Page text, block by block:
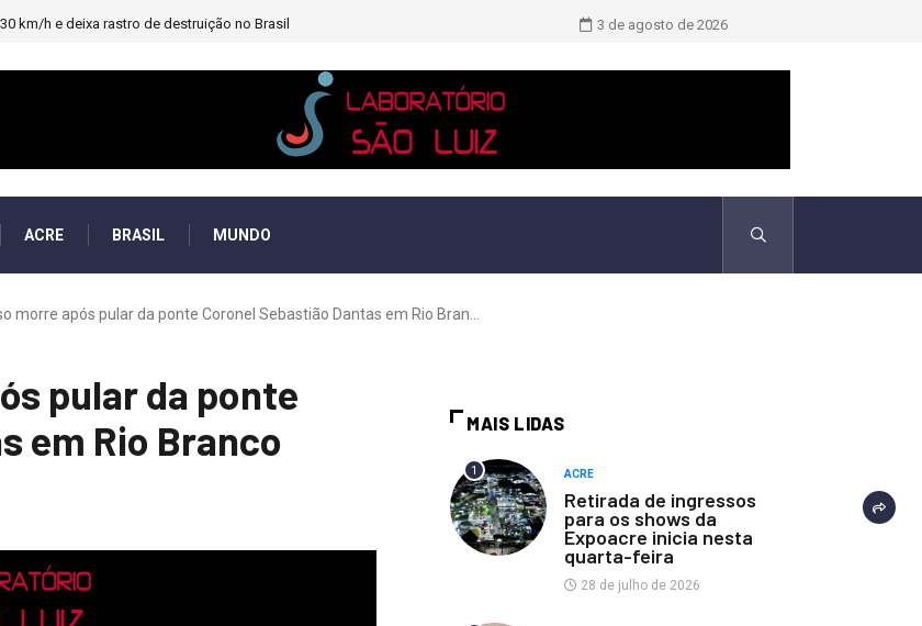
km/h e deixa rastro de destruição no Brasil TCU identificou desvios de dinheiro
3 de agosto de 2026
ACRE BRASIL MUNDO
morre após pular da ponte Coronel Sebastião Dantas em Rio Bran...
pular da ponte
em Rio Branco
MAIS LIDAS
1 ACRE
Retirada de ingressos
para os shows da
Expoacre inicia nesta
quarta-feira
28 de julho de 2026